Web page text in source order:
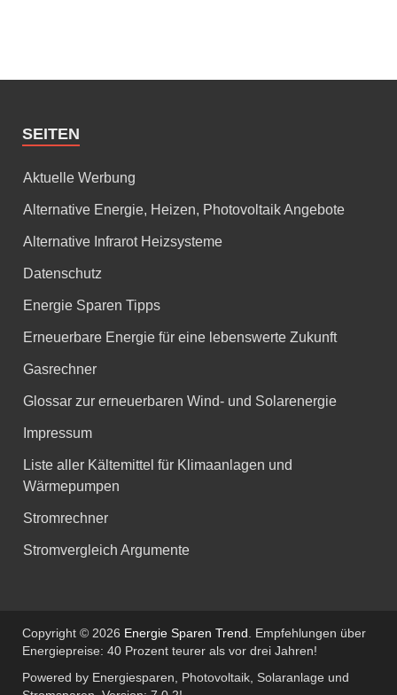
SEITEN
Aktuelle Werbung
Alternative Energie, Heizen, Photovoltaik Angebote
Alternative Infrarot Heizsysteme
Datenschutz
Energie Sparen Tipps
Erneuerbare Energie für eine lebenswerte Zukunft
Gasrechner
Glossar zur erneuerbaren Wind- und Solarenergie
Impressum
Liste aller Kältemittel für Klimaanlagen und
Wärmepumpen
Stromrechner
Stromvergleich Argumente
Copyright © 2026 Energie Sparen Trend. Empfehlungen über
Energiepreise: 40 Prozent teurer als vor drei Jahren!
Powered by Energiesparen, Photovoltaik, Solaranlage und